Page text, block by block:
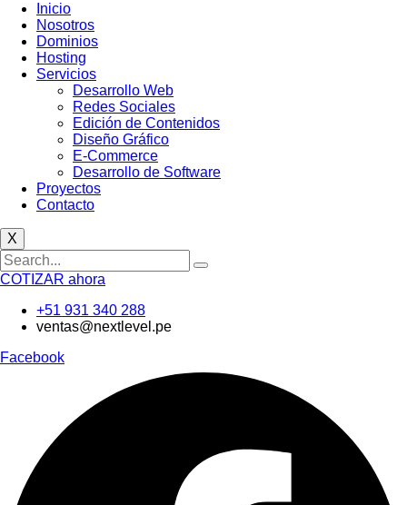
Inicio
Nosotros
Dominios
Hosting
Servicios
Desarrollo Web
Redes Sociales
Edición de Contenidos
Diseño Gráfico
E-Commerce
Desarrollo de Software
Proyectos
Contacto
X
COTIZAR ahora
+51 931 340 288
ventas@nextlevel.pe
Facebook